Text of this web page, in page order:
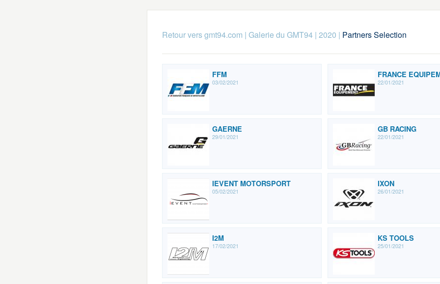
Retour vers gmt94.com | Galerie du GMT94| 2020 | Partners Selection
FFM
03/02/2021
FRANCE
22/01/2021
GAERNE
29/01/2021
GB RACING
22/01/2021
IEVENT MOTORSPORT
05/02/2021
IXON
26/01/2021
I2M
17/02/2021
KS TOOLS
25/01/2021